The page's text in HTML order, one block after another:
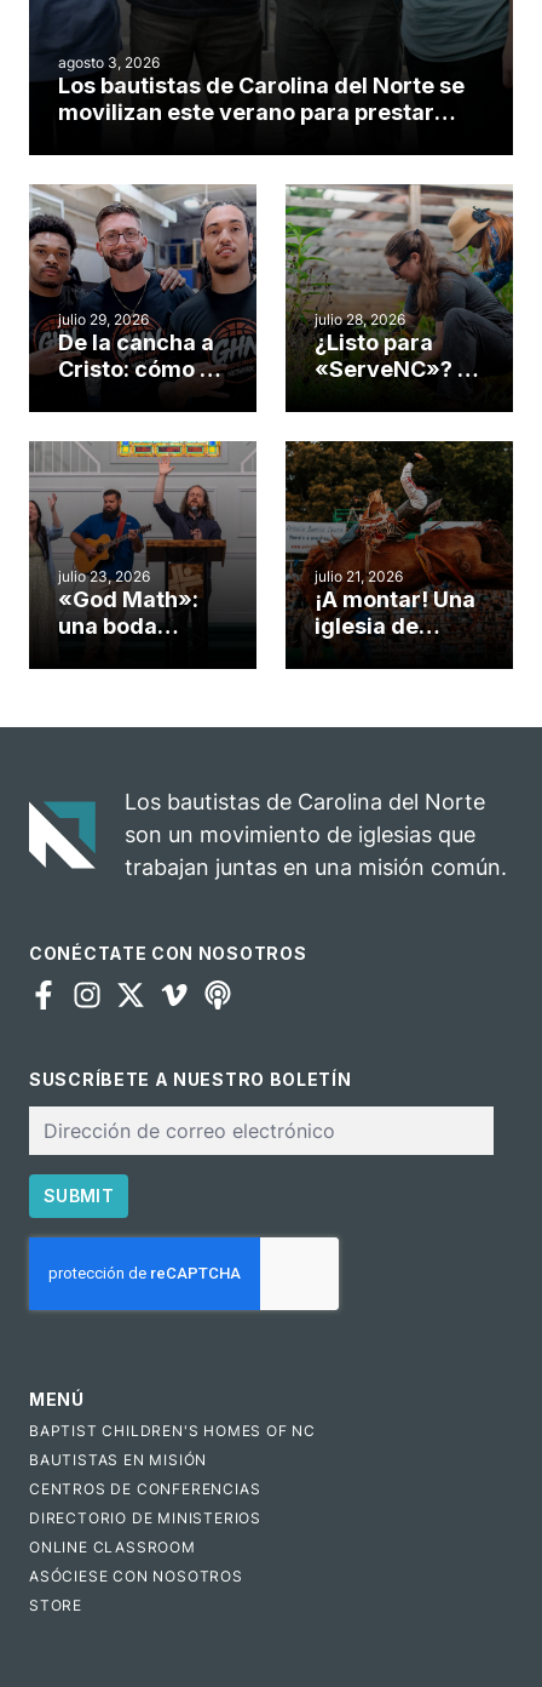
agosto 3, 2026
Los bautistas de Carolina del Norte se
movilizan este verano para prestar
julio 29, 2026
De la cancha a
Cristo: cómo el
gimnasio de
Cary se
convirtió en un
insólito campo
misionero te
cuento
julio 28, 2026
¿Listo para
«ServeNC»? 4
obra de Dios
durante la
Semana
ServeNC
julio 23, 2026
«God Math»:
una boda
celebra el
julio 21, 2026
¡A montar! Una
iglesia de
rodeo anual en
para el
ministerio
Los bautistas de Carolina del Norte
son un movimiento de iglesias que
trabajan juntas en una misión común.
CONÉCTATE CON NOSOTROS
SUSCRÍBETE A NUESTRO BOLETÍN
electrónico
SUBMIT
MENÚ
BAPTIST CHILDREN'S HOMES OF NC
BAUTISTAS EN MISIÓN
CENTROS DE CONFERENCIAS
DIRECTORIO DE MINISTERIOS
ONLINE CLASSROOM
ASÓCIESE CON NOSOTROS
STORE